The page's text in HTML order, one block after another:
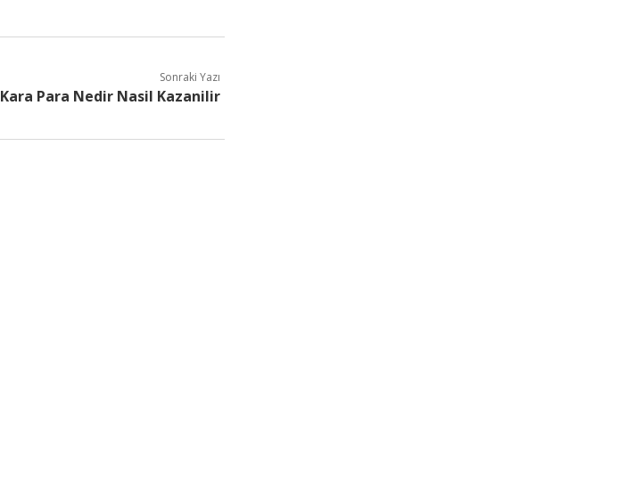
Sonraki Yazı
Kara Para Nedir Nasil Kazanilir